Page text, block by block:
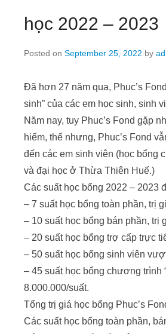
học 2022 – 2023
Posted on September 25, 2022 by
Đã hơn 27 năm qua, Phuc’s
sinh” của các em học sinh, sinh
Năm nay, tuy Phuc’s Fond gặp
hiếm, thế nhưng, Phuc’s Fond
đến các em sinh viên (học bổng
và đại học ở Thừa Thiên Huế.)
Các suất học bổng 2022 – 2023
– 7 suất học bổng toàn phần, trị
– 10 suất học bổng bán phần, trị
– 20 suất học bổng trợ cấp trực
– 50 suất học bổng sinh viên
– 45 suất học bổng chương trình
8.000.000/suất.
Tổng trị giá học bổng Phuc’s
Các suất học bổng toàn phần,